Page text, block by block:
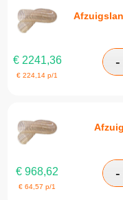
€2241,36
€224,14 p/1
€ 968,62
€64,57 p/1